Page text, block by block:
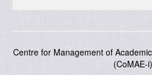
Centre for Management of
(CoMAE-i)